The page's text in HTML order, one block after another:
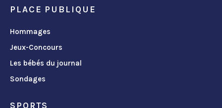
PLACE PUBLIQUE
Hommages
Jeux-Concours
Les bébés du journal
Sondages
SPORTS